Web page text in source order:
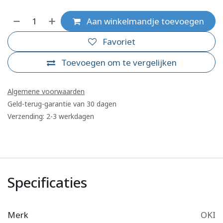
Aan winkelmandje toevoegen
Toevoegen om te vergelijken
Favoriet
Algemene voorwaarden
Geld-terug-garantie van 30 dagen
Verzending: 2-3 werkdagen
Specificaties
Merk OKI